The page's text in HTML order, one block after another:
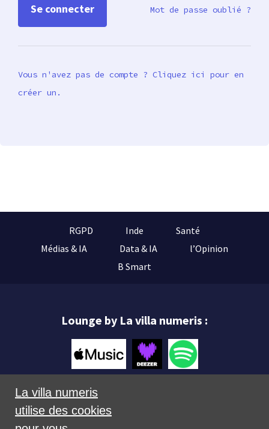
Mot de passe oublié ?
Vous n'avez pas de compte ? Cliquez ici pour en
créer un.
RGPD Inde
Santé
Médias & IA
Data & IA
l’Opinion
B Smart
Lounge by La villa numeris :
La villa numeris
utilise des cookies